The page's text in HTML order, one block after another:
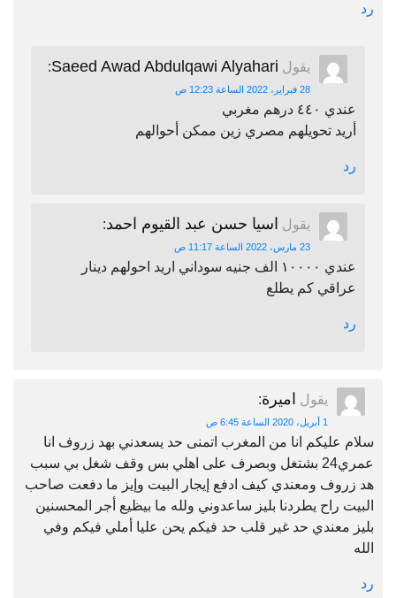
رد
يقول Saeed Awad Abdulqawi Alyahari
:
28 فبراير، 2022 الساعة 12:23 ص
عندي ٤٤٠ درهم مغربي
أريد تحويلهم مصري زين ممكن أحوالهم
رد
يقول اسيا حسن عبد القيوم احمد:
23 مارس، 2022 الساعة 11:17 ص
عندي ١٠٠٠٠ الف جنيه سوداني اريد احولهم دينار
عراقي كم يطلع
رد
يقول اميرة:
1 أبريل، 2020 الساعة 6:45 ص
سلام عليكم انا من المغرب اتمنى حد يسعدني بهد زروف انا
عمري24 بشتغل وبصرف على اهلي بس وقف شغل بي سبب
هد زروف ومعندي كيف ادفع إيجار البيت وإيز ما دفعت صاحب
البيت راح يطردنا بليز ساعدوني ولله ما بيظيع أجر المحسنين
بليز معندي حد غير قلب حد فيكم يحن عليا أملي فيكم وفي
الله
رد